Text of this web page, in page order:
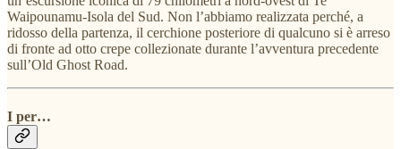
Waipounamu-Isola del Sud. Non l’abbiamo realizzata perché, a
ridosso della partenza, il cerchione posteriore di qualcuno si è arreso
di fronte ad otto crepe collezionate durante l’avventura precedente
sull’Old Ghost Road.
I per…